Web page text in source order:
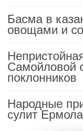
Басма в
овощами и
Самойловой
поклонников
Народные
сулит